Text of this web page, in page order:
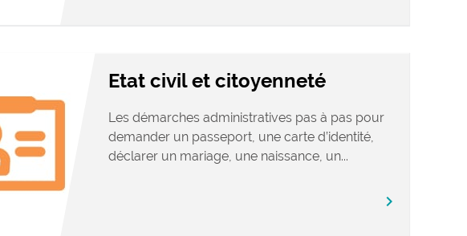
Etat civil et citoyenneté
Les démarches administratives pas à pas pour
demander un passeport, une carte d’identité,
déclarer un mariage, une naissance, un...
chevron_right